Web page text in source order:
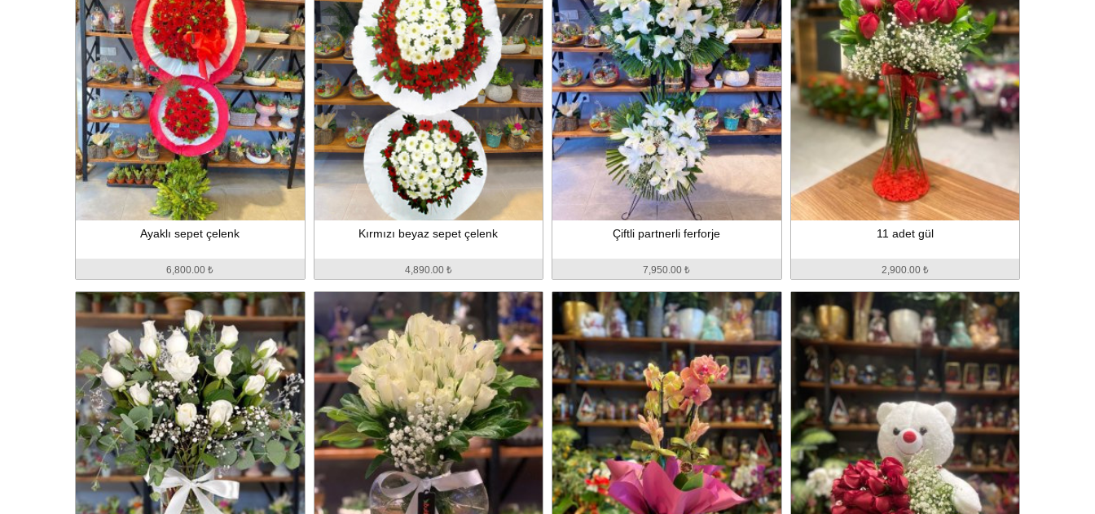
Ayaklı sepet çelenk
6,800.00 ₺
Kırmızı beyaz sepet çelenk
4,890.00 ₺
Çiftli partnerli ferforje
7,950.00 ₺
11 adet gül
2,900.00 ₺